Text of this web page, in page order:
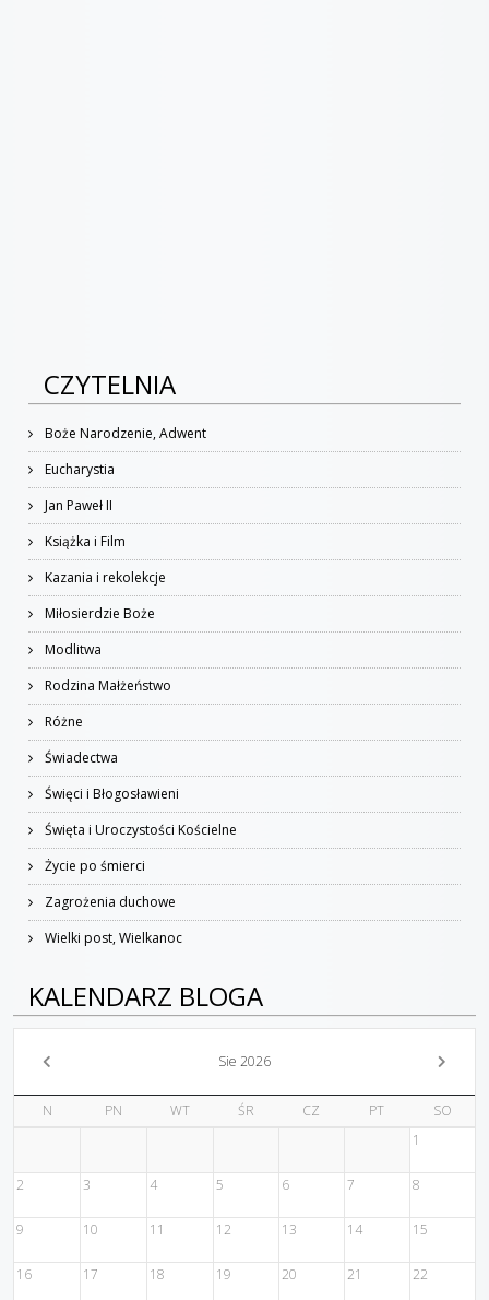
CZYTELNIA
Boże Narodzenie, Adwent
Eucharystia
Jan Paweł II
Książka i Film
Kazania i rekolekcje
Miłosierdzie Boże
Modlitwa
Rodzina Małżeństwo
Różne
Świadectwa
Święci i Błogosławieni
Święta i Uroczystości Kościelne
Życie po śmierci
Zagrożenia duchowe
Wielki post, Wielkanoc
KALENDARZ BLOGA
Sie 2026
N PN WT ŚR CZ PT
SO
1
2 3 4 5 6 7 8
9 10 11 12 13 14 15
16 17 18 19 20 21 22